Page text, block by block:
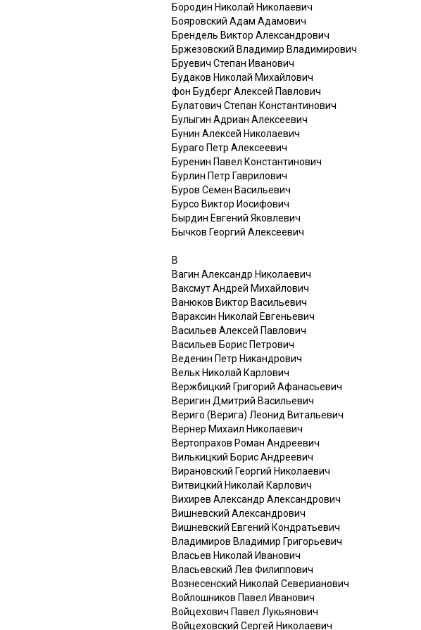
Бородин Николай Николаевич
Бояровский Адам Адамович
Брендель Виктор Александрович
Бржезовский Владимир Владимирович
Бруевич Степан Иванович
Будаков Николай Михайлович
фон Будберг Алексей Павлович
Булатович Степан Константинович
Булыгин Адриан Алексеевич
Бунин Алексей Николаевич
Бураго Петр Алексеевич
Буренин Павел Константинович
Бурлин Петр Гаврилович
Буров Семен Васильевич
Бурсо Виктор Иосифович
Бырдин Евгений Яковлевич
Бычков Георгий Алексеевич
В
Вагин Александр Николаевич
Ваксмут Андрей Михайлович
Ванюков Виктор Васильевич
Вараксин Николай Евгеньевич
Васильев Алексей Павлович
Васильев Борис Петрович
Веденин Петр Никандрович
Вельк Николай Карлович
Вержбицкий Григорий Афанасьевич
Веригин Дмитрий Васильевич
Вериго (Верига) Леонид Витальевич
Вернер Михаил Николаевич
Вертопрахов Роман Андреевич
Вилькицкий Борис Андреевич
Вирановский Георгий Николаевич
Витвицкий Николай Карлович
Вихирев Александр Александрович
Вишневский Александрович
Вишневский Евгений Кондратьевич
Владимиров Владимир Григорьевич
Власьев Николай Иванович
Власьевский Лев Филиппович
Вознесенский Николай Северианович
Войлошников Павел Иванович
Войцехович Павел Лукьянович
Войцеховский Сергей Николаевич